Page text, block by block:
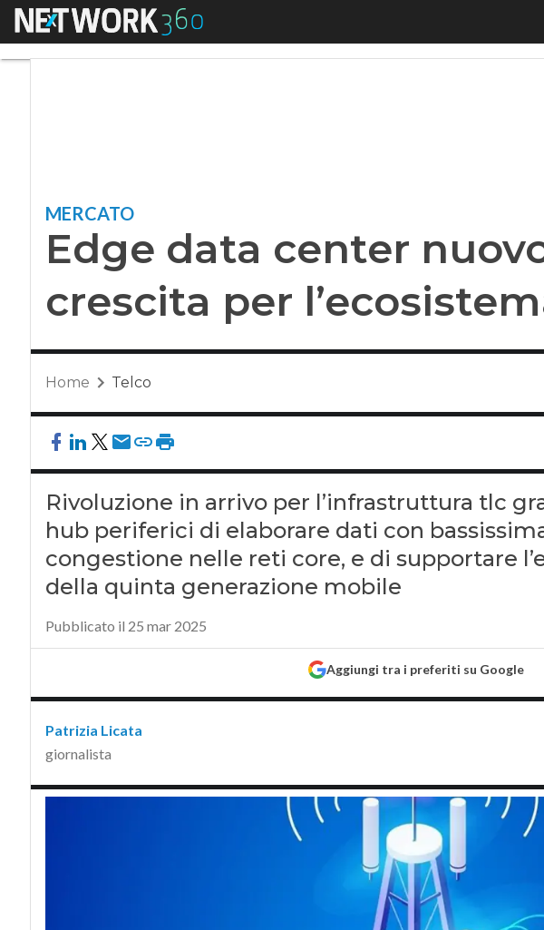
Menu
MERCATO
Edge data center
crescita per
Home Telco
Rivoluzione in arrivo per l’infrastruttura tlc
hub periferici di elaborare dati con
congestione nelle reti core, e di supportare
della quinta generazione mobile
Pubblicato il 25 mar 2025
Aggiungi tra i preferiti su Google
Patrizia Licata
giornalista